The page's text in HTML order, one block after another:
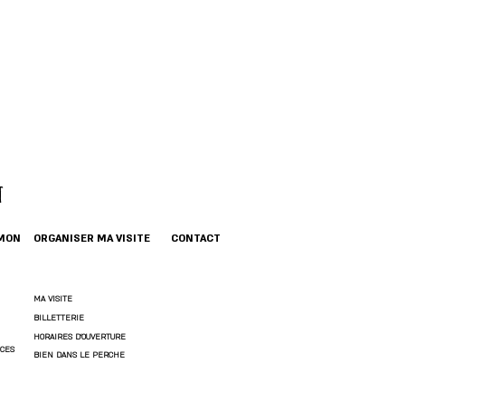
ORGANISER MA VISITE CONTACT
MA VISITE
BILLETTERIE
HORAIRES D'OUVERTURE
BIEN DANS LE PERCHE